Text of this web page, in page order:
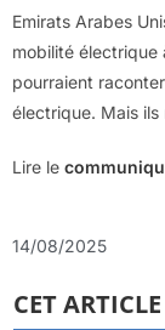
Emirats Arabes
mobilité électrique
pourraient
électrique. Mais ils
Lire le
14/08/2025
CET